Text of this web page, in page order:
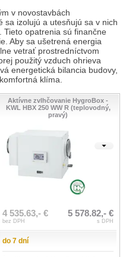
v novostavbách
sa izolujú a utesňujú sa v nich
opatrenia sú finančne
Aby sa ušetrená energia
vetrať prostredníctvom
použitý vzduch ohrieva
energetická bilancia budovy,
klíma.
Aktívne zvlhčovanie HygroBox -
KWL HBX 250 WW R (teplovodný,
pravý)
4 535.63,- €
bez DPH
5 578.82,- €
s DPH
do 7 dní